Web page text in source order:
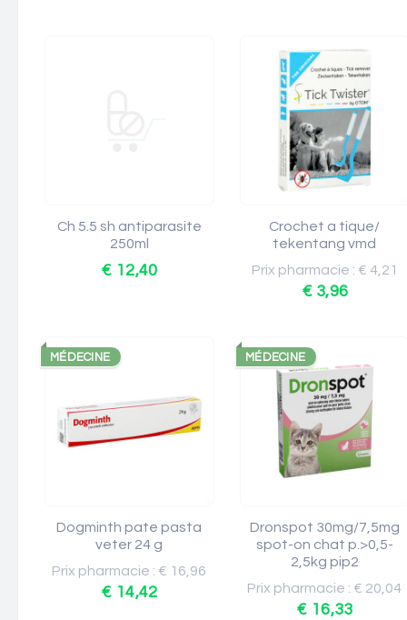
Ch 5.5 sh antiparasite
250ml
€ 12,40
Crochet a tique/
tekentang vmd
Prix pharmacie : € 4,21
€ 3,96
MÉDECINE
Dogminth pate pasta
veter 24 g
Prix pharmacie : € 16,96
€ 14,42
MÉDECINE
Dronspot 30mg/7,5mg
spot-on chat p.>0,5-
2,5kg pip2
Prix pharmacie : € 20,04
€ 16,33